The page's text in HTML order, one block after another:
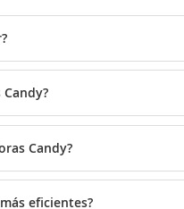
Candy?
eficientes?